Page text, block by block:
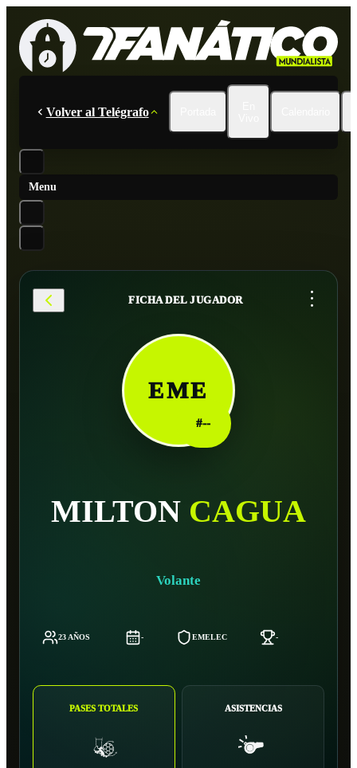
Volver al Telégrafo
Menu
FICHA DEL JUGADOR ...
EME
#--
MILTON CAGUA
Volante
23 AÑOS - EMELEC -
PASES TOTALES ASISTENCIAS